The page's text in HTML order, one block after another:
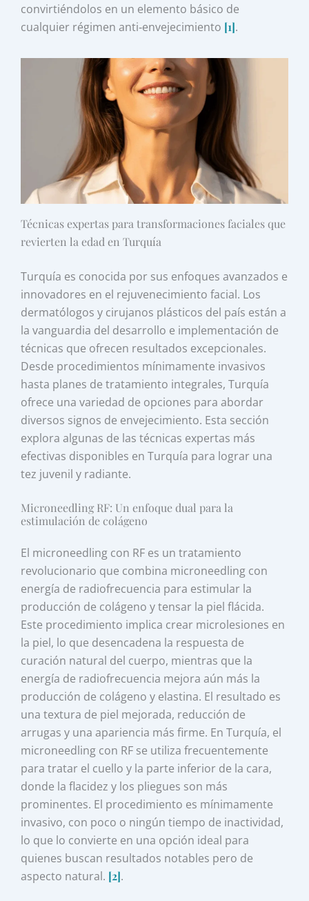
convirtiéndolos en un elemento básico de
cualquier régimen anti‑envejecimiento [1].
Técnicas expertas para transformaciones faciales que
revierten la edad en Turquía
Turquía es conocida por sus enfoques avanzados e
innovadores en el rejuvenecimiento facial. Los
dermatólogos y cirujanos plásticos del país están a
la vanguardia del desarrollo e implementación de
técnicas que ofrecen resultados excepcionales.
Desde procedimientos mínimamente invasivos
hasta planes de tratamiento integrales, Turquía
ofrece una variedad de opciones para abordar
diversos signos de envejecimiento. Esta sección
explora algunas de las técnicas expertas más
efectivas disponibles en Turquía para lograr una
tez juvenil y radiante.
Microneedling RF: Un enfoque dual para la
estimulación de colágeno
El microneedling con RF es un tratamiento
revolucionario que combina microneedling con
energía de radiofrecuencia para estimular la
producción de colágeno y tensar la piel flácida.
Este procedimiento implica crear microlesiones en
la piel, lo que desencadena la respuesta de
curación natural del cuerpo, mientras que la
energía de radiofrecuencia mejora aún más la
producción de colágeno y elastina. El resultado es
una textura de piel mejorada, reducción de
arrugas y una apariencia más firme. En Turquía, el
microneedling con RF se utiliza frecuentemente
para tratar el cuello y la parte inferior de la cara,
donde la flacidez y los pliegues son más
prominentes. El procedimiento es mínimamente
invasivo, con poco o ningún tiempo de inactividad,
lo que lo convierte en una opción ideal para
quienes buscan resultados notables pero de
aspecto natural. [2].